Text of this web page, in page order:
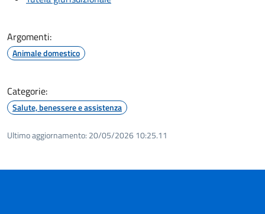
Argomenti:
Animale domestico
Categorie:
Salute, benessere e assistenza
Ultimo aggiornamento: 20/05/2026 10:25.11